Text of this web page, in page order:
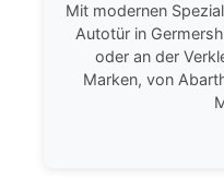
Mit modernen
Autotür in
oder an der
Marken, von